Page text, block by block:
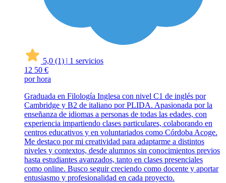
5,0 (1) | 1 servicios
12 50 €
por hora
Graduada en Filología Inglesa con nivel C1 de inglés por
Cambridge y B2 de italiano por PLIDA. Apasionada por la
enseñanza de idiomas a personas de todas las edades, con
experiencia impartiendo clases particulares, colaborando en
centros educativos y en voluntariados como Córdoba Acoge.
Me destaco por mi creatividad para adaptarme a distintos
niveles y contextos, desde alumnos sin conocimientos previos
hasta estudiantes avanzados, tanto en clases presenciales
como online. Busco seguir creciendo como docente y aportar
entusiasmo y profesionalidad en cada proyecto.